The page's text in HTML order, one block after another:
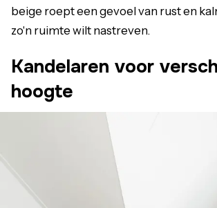
beige roept een gevoel van rust en
zo'n ruimte wilt nastreven.
Kandelaren voor
hoogte